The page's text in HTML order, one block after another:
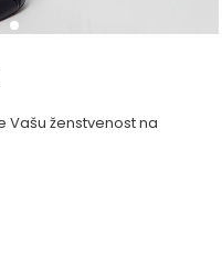
5
Vašu ženstvenost na